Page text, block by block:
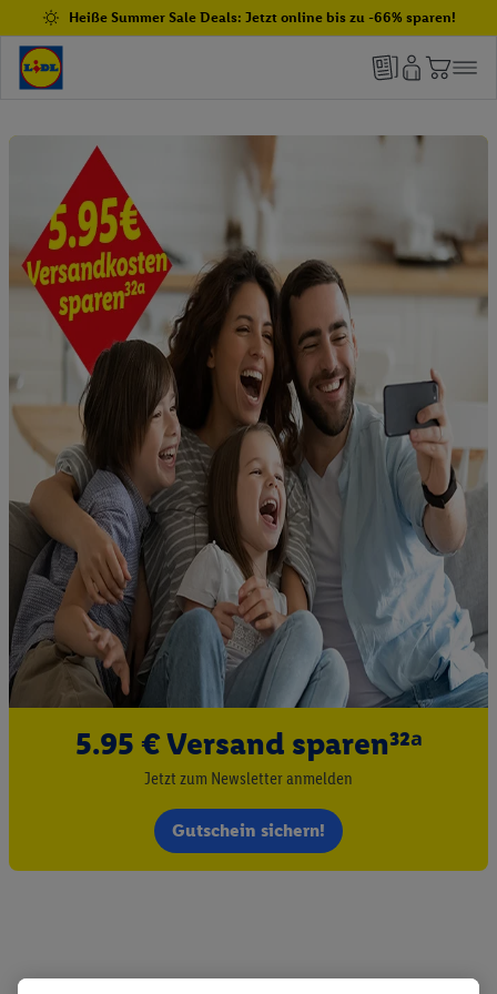
Heiße Summer Sale Deals: Jetzt online bis zu -66% sparen!
5.95 € Versand sparen³²ᵃ
Jetzt zum Newsletter anmelden
Gutschein sichern!